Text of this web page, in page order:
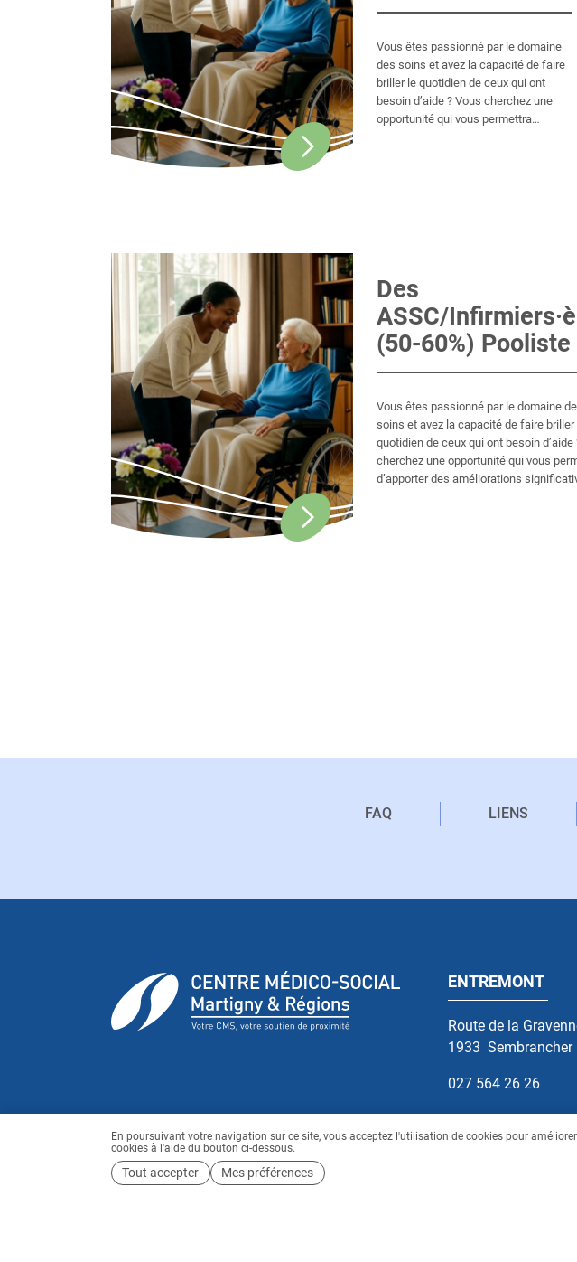
Vous êtes passionné par le domaine
des soins et avez la capacité de faire
briller le quotidien de ceux qui ont
besoin d’aide ? Vous cherchez une
opportunité qui vous permettra
Des
ASSC/
(50-60%) Pooliste
Vous êtes passionné par le domaine
soins et avez la capacité de faire briller
quotidien de ceux qui ont besoin d’aide
cherchez une opportunité qui vous
d’apporter des améliorations
FAQ LIENS
ENTREMONT
Route de la
1933 Sembrancher
027 564 26 26
En poursuivant votre navigation sur ce site, vous acceptez l'utilisation de cookies pour
cookies à l'aide du bouton ci-dessous.
Tout accepter Mes préférences